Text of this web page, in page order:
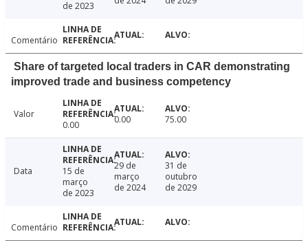
de 2023
Comentário
Share of targeted local traders in CAR demonstrating
improved trade and business competency
Valor
0.00
0.00 75.00
Data
15 de
março
de 2023
29 de
março
de 2024
31 de
outubro
de 2029
Comentário